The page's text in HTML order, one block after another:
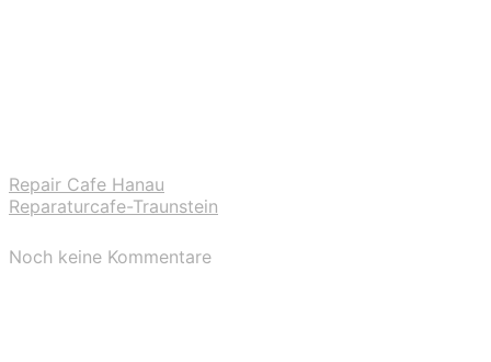
Repair Cafe Hanau
Reparaturcafe-Traunstein
Noch keine Kommentare